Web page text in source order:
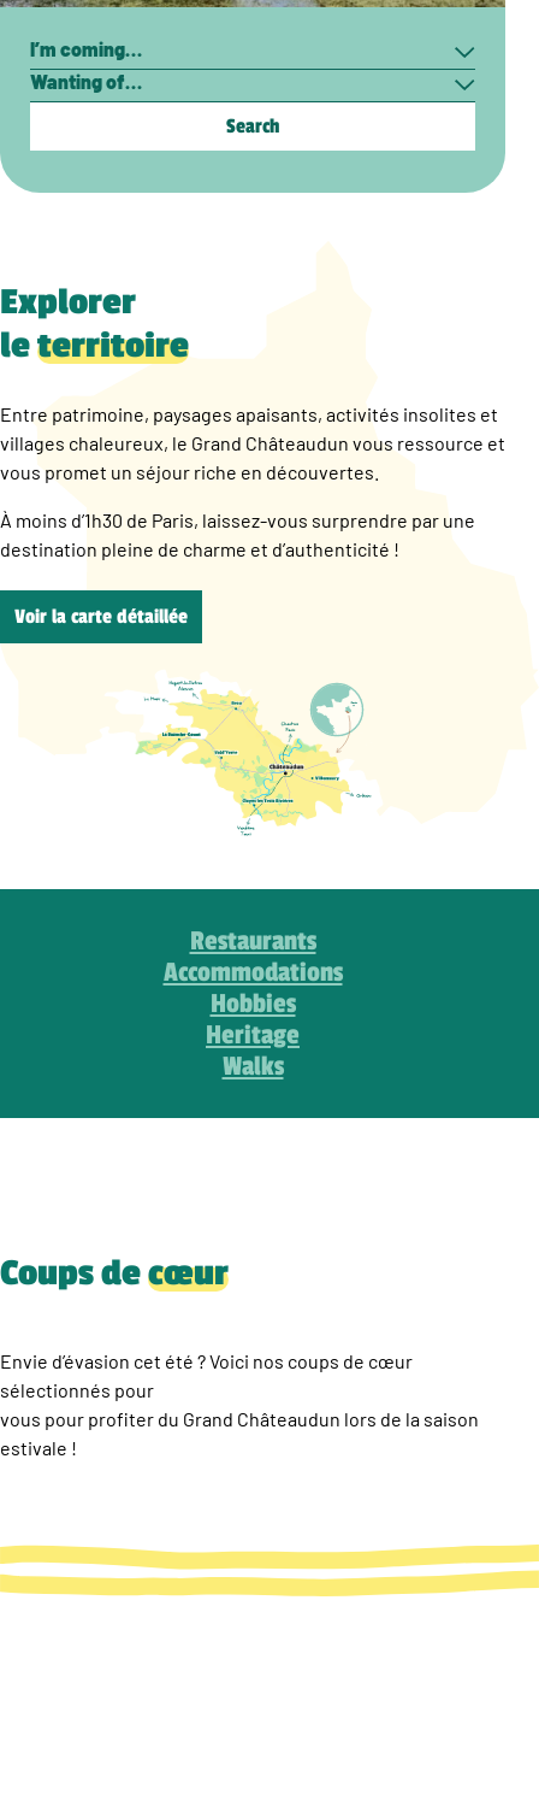
Search
Explorer
leterritoire
Entre patrimoine, paysages apaisants, activités insolites et
villages chaleureux, le Grand Châteaudun vous ressource et
vous promet un séjour riche en découvertes.
À moins d’1h30 de Paris, laissez-vous surprendre par une
destination pleine de charme et d’authenticité !
Voir la carte détaillée
Restaurants
Accommodations
Hobbies
Heritage
Walks
Coups decœur
Envie d’évasion cet été ? Voici nos coups de cœur
sélectionnés pour
vous pour profiter du Grand Châteaudun lors de la saison
estivale !